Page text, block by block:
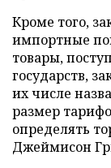
Кроме того,
импортные
товары,
государств,
их числе
размер
определять
Джеймисон